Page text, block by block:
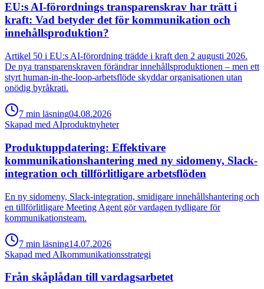
EU:s AI-förordnings transparenskrav har trätt i
kraft: Vad betyder det för kommunikation och
innehållsproduktion?
Artikel 50 i EU:s AI-förordning trädde i kraft den 2 augusti 2026.
De nya transparenskraven förändrar innehållsproduktionen – men ett
styrt human-in-the-loop-arbetsflöde skyddar organisationen utan
onödig byråkrati.
7 min läsning04.08.2026
Skapad med AIproduktnyheter
Produktuppdatering: Effektivare
kommunikationshantering med ny sidomeny, Slack-
integration och tillförlitligare arbetsflöden
En ny sidomeny, Slack-integration, smidigare innehållshantering och
en tillförlitligare Meeting Agent gör vardagen tydligare för
kommunikationsteam.
7 min läsning14.07.2026
Skapad med AIkommunikationsstrategi
Från skåplådan till vardagsarbetet